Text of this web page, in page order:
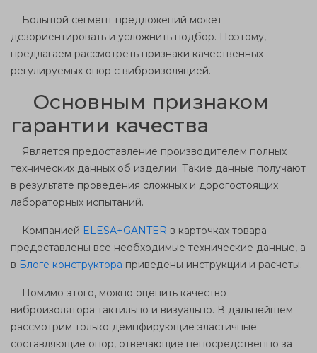
Большой сегмент предложений может
дезориентировать и усложнить подбор. Поэтому,
предлагаем рассмотреть признаки качественных
регулируемых опор с виброизоляцией.
Основным признаком
гарантии качества
Является предоставление производителем полных
технических данных об изделии. Такие данные получают
в результате проведения сложных и дорогостоящих
лабораторных испытаний.
Компанией ELESA+GANTER в карточках товара
предоставлены все необходимые технические данные, а
в Блоге конструктора приведены инструкции и расчеты.
Помимо этого, можно оценить качество
виброизолятора тактильно и визуально. В дальнейшем
рассмотрим только демпфирующие эластичные
составляющие опор, отвечающие непосредственно за